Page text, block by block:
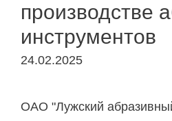
производстве
инструментов
24.02.2025
ОАО "Лужский